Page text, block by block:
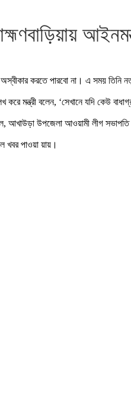
করতে পারবো না। এ সময় তিনি
করে মন্ত্রী বলেন, ‘সেখানে যদি কেউ
আখাউড়া উপজেলা আওয়ামী লীগ
খবর পাওয়া য়ায়।